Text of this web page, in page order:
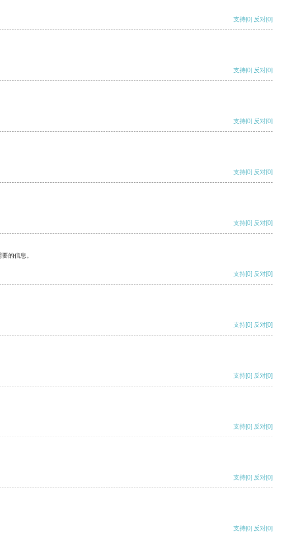
支持[0] 反对[0]
支持[0] 反对[0]
支持[0] 反对[0]
支持[0] 反对[0]
支持[0] 反对[0]
的信息。
支持[0] 反对[0]
支持[0] 反对[0]
支持[0] 反对[0]
支持[0] 反对[0]
支持[0] 反对[0]
支持[0] 反对[0]